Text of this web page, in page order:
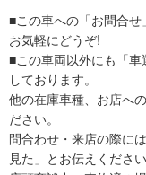
■この車への「お問合せ
お気軽にどうぞ!
■この車両以外にも「
しております。
他の在庫車種、お店へ
ださい。
問合わせ・来店の際に
見た」とお伝えください